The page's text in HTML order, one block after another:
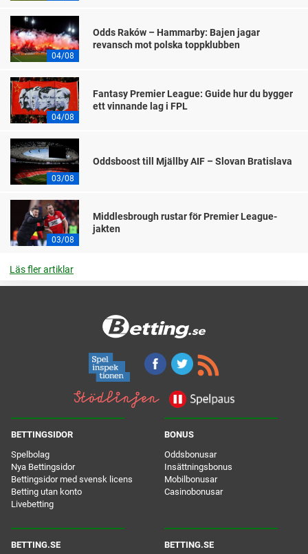
04/08
Odds Raków – Hammarby: Bajen jagar
revansch mot polska toppklubben
04/08
Fantasy Premier League: Guide hur du bygger
ett vinnande lag i FPL
03/08
Oddsboost till Mjällby AIF – Slovan Bratislava
03/08
Middlesbrough rustar för Premier League-
jakten
Läs fler artiklar
BETTINGSIDOR
Spelbolag
Nya Bettingsidor
Bettingsidor med svensk licens
Betting utan konto
Livebetting
BONUS
Oddsbonusar
Insättningsbonus
Mobilbonusar
Casinobonusar
BETTING.SE BETTING.SE